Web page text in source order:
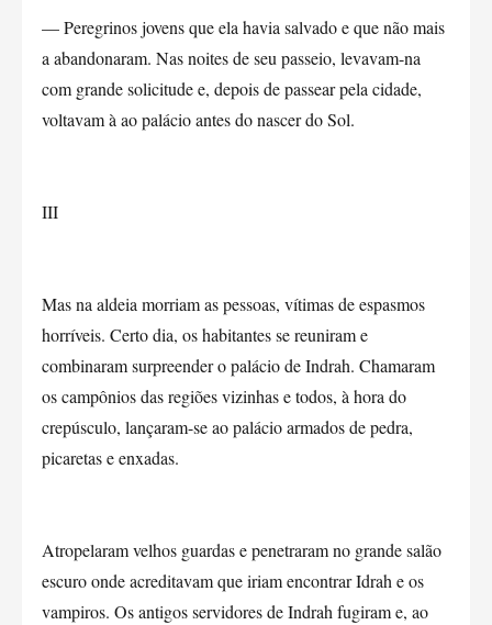
— Peregrinos jovens que ela havia salvado e que não mais
a abandonaram. Nas noites de seu passeio, levavam-na
com grande solicitude e, depois de passear pela cidade,
voltavam à ao palácio antes do nascer do Sol.
III
Mas na aldeia morriam as pessoas, vítimas de espasmos
horríveis. Certo dia, os habitantes se reuniram e
combinaram surpreender o palácio de Indrah. Chamaram
os campônios das regiões vizinhas e todos, à hora do
crepúsculo, lançaram-se ao palácio armados de pedra,
picaretas e enxadas.
Atropelaram velhos guardas e penetraram no grande salão
escuro onde acreditavam que iriam encontrar Idrah e os
vampiros. Os antigos servidores de Indrah fugiram e, ao